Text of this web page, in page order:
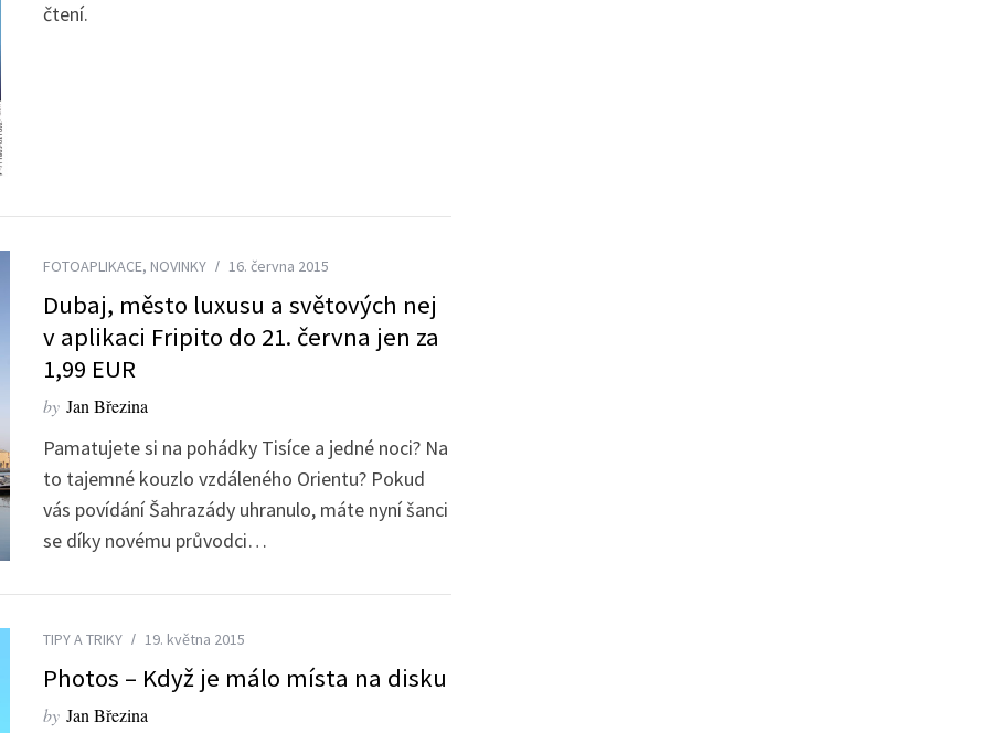
čtení.
FOTOAPLIKACE, NOVINKY 16. června 2015
Dubaj, město luxusu a světových nej
v aplikaci Fripito do 21. června jen za
1,99 EUR
by Jan Březina
Pamatujete si na pohádky Tisíce a jedné noci? Na
to tajemné kouzlo vzdáleného Orientu? Pokud
vás povídání Šahrazády uhranulo, máte nyní šanci
se díky novému průvodci…
TIPY A TRIKY 19. května 2015
Photos – Když je málo místa na disku
by Jan Březina